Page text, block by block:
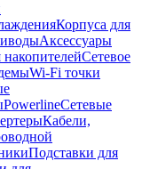
Корпуса для
Аксессуары
Сетевое
Wi-Fi точки
PowerlineСетевые
Кабели,
Подставки для